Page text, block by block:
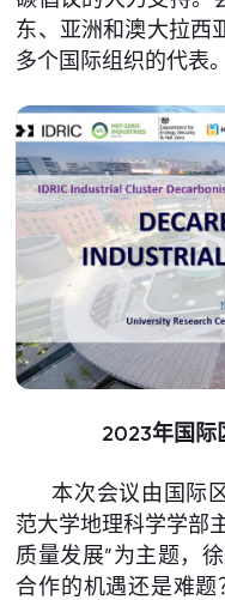
东、亚洲和澳大拉西
多个国际组织的代表。
2023年国际
本次会议由国际
范大学地理科学学部
质量发展”为主题，
合作的机遇还是难